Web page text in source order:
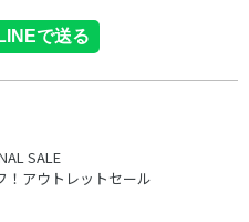
SALE
！アウトレットセール